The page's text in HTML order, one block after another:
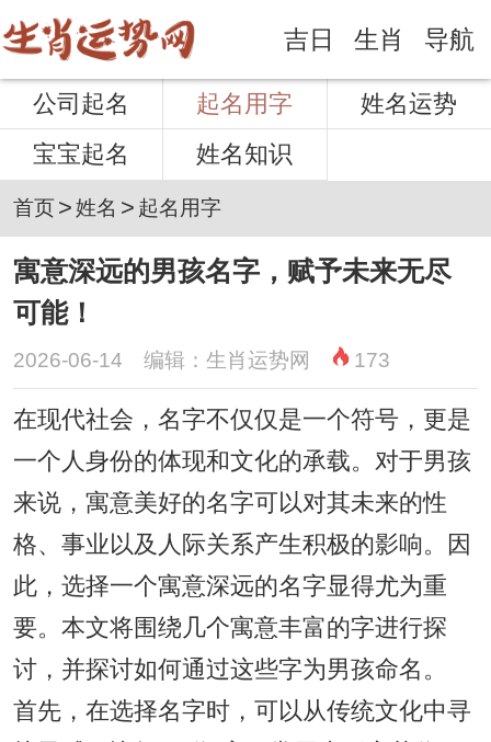
吉日 生肖 导航
公司起名 起名用字
姓名运势
宝宝起名
姓名知识
首页>姓名 > 起名用字
寓意深远的男孩名字，赋予未来无尽
可能！
2026-06-14 编辑：生肖运势网 173
在现代社会，名字不仅仅是一个符号，更是
一个人身份的体现和文化的承载。对于男孩
来说，寓意美好的名字可以对其未来的性
格、事业以及人际关系产生积极的影响。因
此，选择一个寓意深远的名字显得尤为重
要。本文将围绕几个寓意丰富的字进行探
讨，并探讨如何通过这些字为男孩命名。
首先，在选择名字时，可以从传统文化中寻